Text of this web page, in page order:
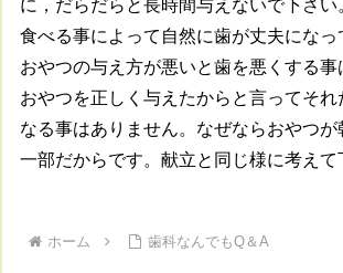
に，だらだらと長時間与えないで下さい
食べる事によって自然に歯が丈夫になっ
おやつの与え方が悪いと歯を悪くする事
おやつを正しく与えたからと言ってそれ
なる事はありません。なぜならおやつ
一部だからです。献立と同じ様に考えて
ホーム 歯科なんでもQ＆A